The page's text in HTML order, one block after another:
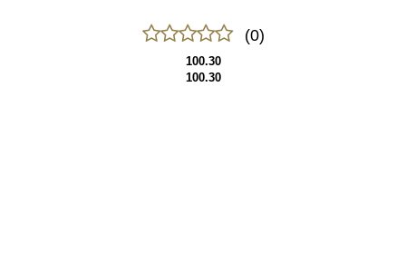
(0)
100.30
100.30